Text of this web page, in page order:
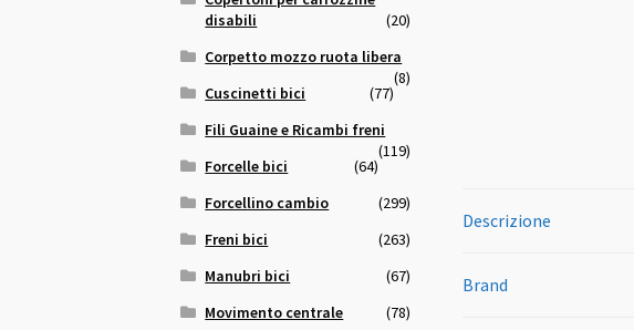
Descrizione
Brand
disabili
(20)
Corpetto mozzo ruota libera
(8)
Cuscinetti bici
(77)
Fili Guaine e Ricambi freni
(119)
Forcelle bici
(64)
Forcellino cambio
(299)
Freni bici
(263)
Manubri bici
(67)
Movimento centrale
(78)